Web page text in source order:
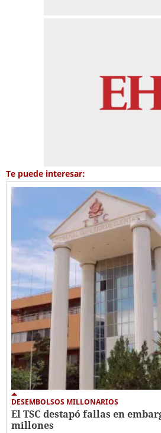
Te puede interesar:
DESEMBOLSOS MILLONARIOS
El TSC destapó fallas en
millones